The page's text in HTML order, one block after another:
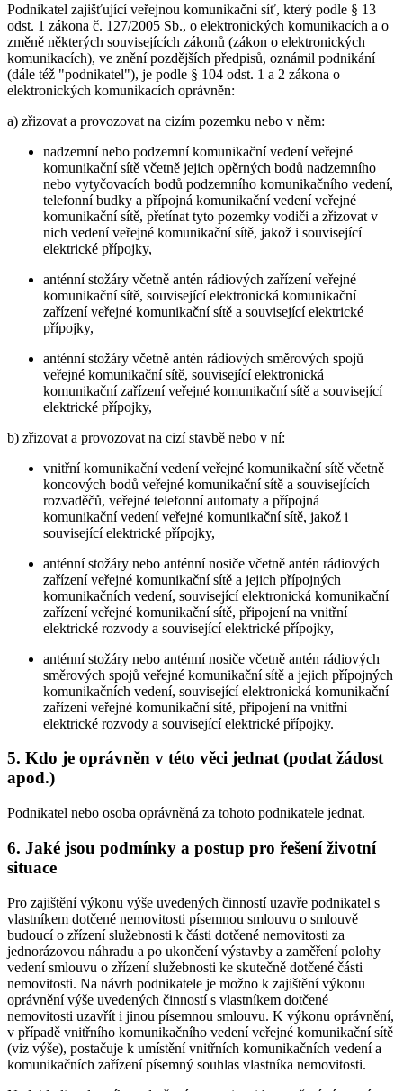
Podnikatel zajišťující veřejnou komunikační síť, který podle § 13
odst. 1 zákona č. 127/2005 Sb., o elektronických komunikacích a o
změně některých souvisejících zákonů (zákon o elektronických
komunikacích), ve znění pozdějších předpisů, oznámil podnikání
(dále též "podnikatel"), je podle § 104 odst. 1 a 2 zákona o
elektronických komunikacích oprávněn:
a) zřizovat a provozovat na cizím pozemku nebo v něm:
nadzemní nebo podzemní komunikační vedení veřejné
komunikační sítě včetně jejich opěrných bodů nadzemního
nebo vytyčovacích bodů podzemního komunikačního vedení,
telefonní budky a přípojná komunikační vedení veřejné
komunikační sítě, přetínat tyto pozemky vodiči a zřizovat v
nich vedení veřejné komunikační sítě, jakož i související
elektrické přípojky,
anténní stožáry včetně antén rádiových zařízení veřejné
komunikační sítě, související elektronická komunikační
zařízení veřejné komunikační sítě a související elektrické
přípojky,
anténní stožáry včetně antén rádiových směrových spojů
veřejné komunikační sítě, související elektronická
komunikační zařízení veřejné komunikační sítě a související
elektrické přípojky,
b) zřizovat a provozovat na cizí stavbě nebo v ní:
vnitřní komunikační vedení veřejné komunikační sítě včetně
koncových bodů veřejné komunikační sítě a souvisejících
rozvaděčů, veřejné telefonní automaty a přípojná
komunikační vedení veřejné komunikační sítě, jakož i
související elektrické přípojky,
anténní stožáry nebo anténní nosiče včetně antén rádiových
zařízení veřejné komunikační sítě a jejich přípojných
komunikačních vedení, související elektronická komunikační
zařízení veřejné komunikační sítě, připojení na vnitřní
elektrické rozvody a související elektrické přípojky,
anténní stožáry nebo anténní nosiče včetně antén rádiových
směrových spojů veřejné komunikační sítě a jejich přípojných
komunikačních vedení, související elektronická komunikační
zařízení veřejné komunikační sítě, připojení na vnitřní
elektrické rozvody a související elektrické přípojky.
5. Kdo je oprávněn v této věci jednat (podat žádost
apod.)
Podnikatel nebo osoba oprávněná za tohoto podnikatele jednat.
6. Jaké jsou podmínky a postup pro řešení životní
situace
Pro zajištění výkonu výše uvedených činností uzavře podnikatel s
vlastníkem dotčené nemovitosti písemnou smlouvu o smlouvě
budoucí o zřízení služebnosti k části dotčené nemovitosti za
jednorázovou náhradu a po ukončení výstavby a zaměření polohy
vedení smlouvu o zřízení služebnosti ke skutečně dotčené části
nemovitosti. Na návrh podnikatele je možno k zajištění výkonu
oprávnění výše uvedených činností s vlastníkem dotčené
nemovitosti uzavřít i jinou písemnou smlouvu. K výkonu oprávnění,
v případě vnitřního komunikačního vedení veřejné komunikační sítě
(viz výše), postačuje k umístění vnitřních komunikačních vedení a
komunikačních zařízení písemný souhlas vlastníka nemovitosti.